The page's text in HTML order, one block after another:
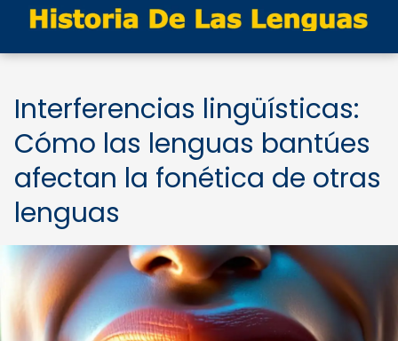
Interferencias lingüísticas:
Cómo las lenguas bantúes
afectan la fonética de otras
lenguas